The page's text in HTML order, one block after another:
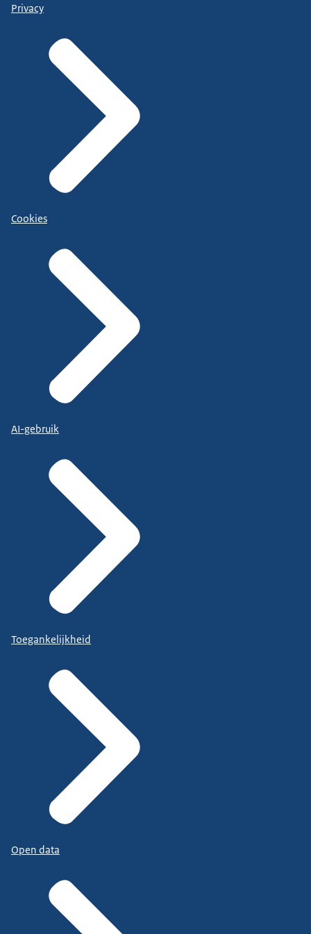
Privacy
Cookies
AI-gebruik
Toegankelijkheid
Open data